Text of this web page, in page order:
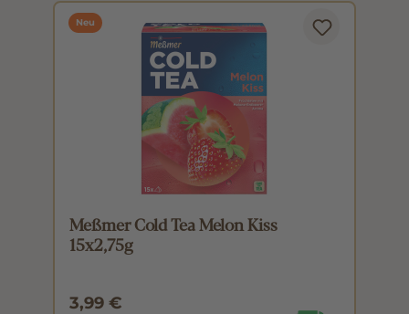
Neu
Meßmer Cold Tea Melon Kiss
15x2,75g
3,99 €